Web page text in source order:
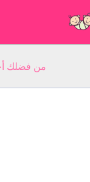
من فضلك أجب عن 5 أسئلة عن